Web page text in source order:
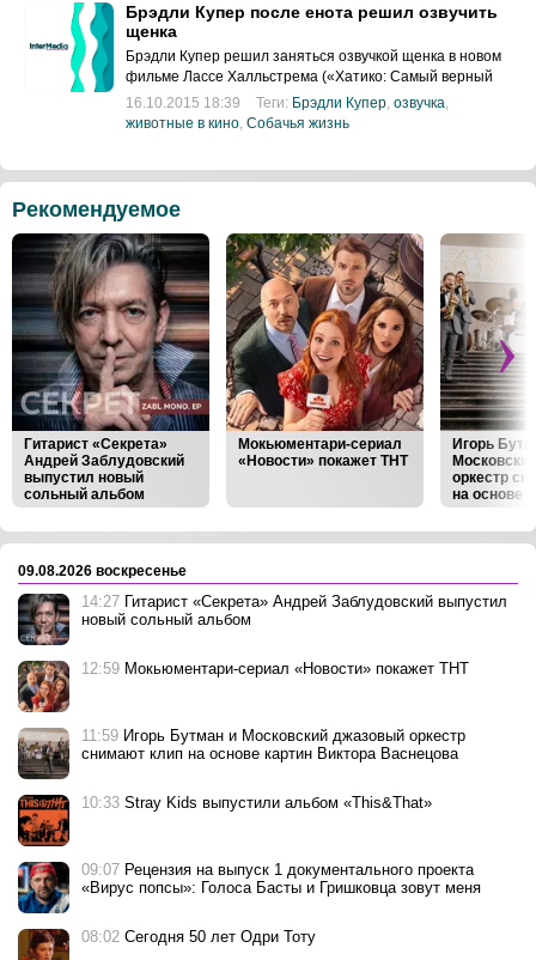
марта 2017 года.
Брэдли Купер после енота решил озвучить
щенка
Брэдли Купер решил заняться озвучкой щенка в новом
фильме Лассе Халльстрема («Хатико: Самый верный
друг»
16.10.2015 18:39 Теги: Брэдли Купер озвучка
животные в кино Собачья жизнь
Рекомендуемое
Гитарист «Секрета»
Андрей Заблудовский
выпустил новый
сольный альбом
Мокьюментари-сериал
«Новости» покажет ТНТ
Игорь
оркестр
на основе
Виктора
09.08.2026 воскресенье
14:27 Гитарист «Секрета» Андрей Заблудовский выпустил
новый сольный альбом
12:59 Мокьюментари-сериал «Новости» покажет ТНТ
11:59 Игорь Бутман и Московский джазовый оркестр
снимают клип на основе картин Виктора Васнецова
10:33 Stray Kids выпустили альбом «This&That»
09:07 Рецензия на выпуск 1 документального проекта
«Вирус попсы»: Голоса Басты и Гришковца зовут меня
08:02 Сегодня 50 лет Одри Тоту